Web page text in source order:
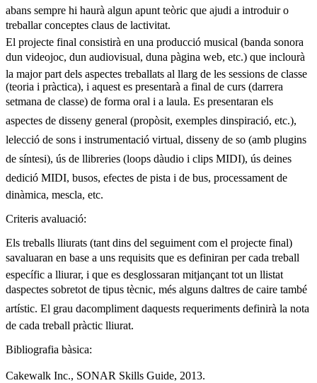
abans sempre hi haurà algun apunt teòric que ajudi a introduir o
treballar conceptes claus de lactivitat.
El projecte final consistirà en una producció musical (banda sonora
dun videojoc, dun audiovisual, duna pàgina web, etc.) que inclourà
la major part dels aspectes treballats al llarg de les sessions de classe
(teoria i pràctica), i aquest es presentarà a final de curs (darrera
setmana de classe) de forma oral i a laula. Es presentaran els
aspectes de disseny general (propòsit, exemples dinspiració, etc.),
lelecció de sons i instrumentació virtual, disseny de so (amb plugins
de síntesi), ús de llibreries (loops dàudio i clips MIDI), ús deines
dedició MIDI, busos, efectes de pista i de bus, processament de
dinàmica, mescla, etc.
Criteris avaluació:
Els treballs lliurats (tant dins del seguiment com el projecte final)
savaluaran en base a uns requisits que es definiran per cada treball
específic a lliurar, i que es desglossaran mitjançant tot un llistat
daspectes sobretot de tipus tècnic, més alguns daltres de caire també
artístic. El grau dacompliment daquests requeriments definirà la nota
de cada treball pràctic lliurat.
Bibliografia bàsica:
Cakewalk Inc., SONAR Skills Guide, 2013.